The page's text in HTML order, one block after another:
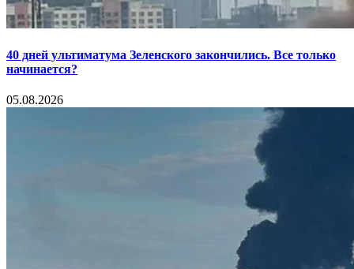
40 дней ультиматума Зеленского закончились. Все только
начинается?
05.08.2026